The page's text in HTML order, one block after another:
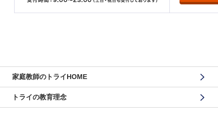
家庭教師のトライHOME
トライの教育理念